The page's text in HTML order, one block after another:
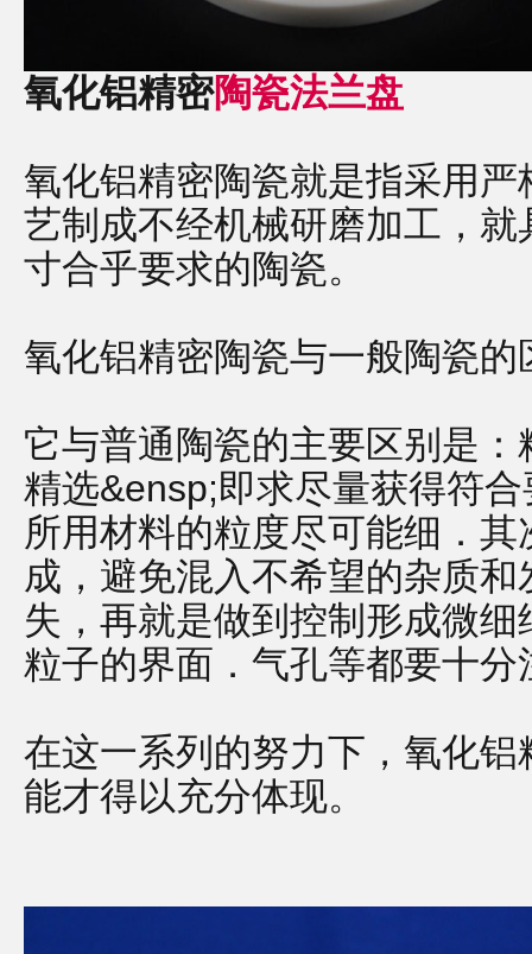
氧化铝精密陶瓷法兰盘
氧化铝精密陶瓷就是指采用
艺制成不经机械研磨加工，
寸合乎要求的陶瓷。
氧化铝精密陶瓷与一般陶瓷的
它与普通陶瓷的主要区别是
精选&ensp;即求尽量获得符
所用材料的粒度尽可能细．
成，避免混入不希望的杂质
失，再就是做到控制形成微
粒子的界面．气孔等都要十分
在这一系列的努力下，氧化
能才得以充分体现。